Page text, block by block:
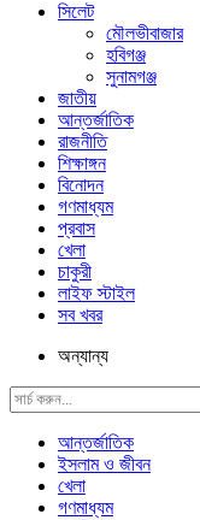
সিলেট
মৌলভীবাজার
হবিগঞ্জ
সুনামগঞ্জ
জাতীয়
আন্তর্জাতিক
রাজনীতি
শিক্ষাঙ্গন
বিনোদন
গণমাধ্যম
প্রবাস
খেলা
চাকুরী
লাইফ স্টাইল
সব খবর
অন্যান্য
আন্তর্জাতিক
ইসলাম ও জীবন
খেলা
গণমাধ্যম